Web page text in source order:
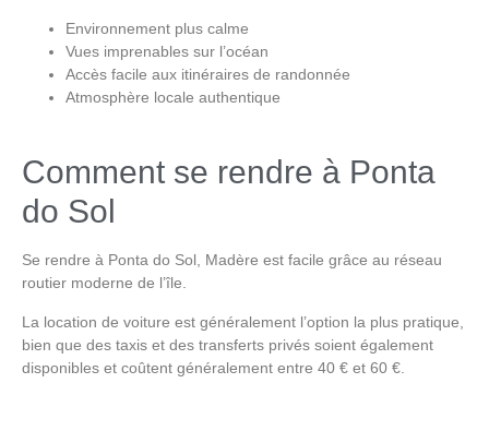
Environnement plus calme
Vues imprenables sur l’océan
Accès facile aux itinéraires de randonnée
Atmosphère locale authentique
Comment se rendre à Ponta
do Sol
Se rendre à Ponta do Sol, Madère est facile grâce au réseau
routier moderne de l’île.
La location de voiture est généralement l’option la plus pratique,
bien que des taxis et des transferts privés soient également
disponibles et coûtent généralement entre 40 € et 60 €.